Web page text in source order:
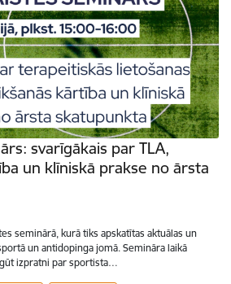
svarīgākais par TLA,
un klīniskā prakse no ārsta
seminārā, kurā tiks apskatītas aktuālas un
un antidopinga jomā. Semināra laikā
izpratni par sportista…